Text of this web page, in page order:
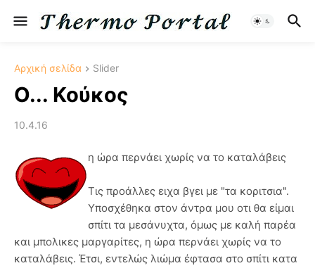
Αρχική σελίδα Slider
O... Κούκος
10.4.16
η ώρα περνάει χωρίς να το καταλάβεις
Τις προάλλες ειχα βγει με "τα κοριτσια".
Υποσχέθηκα στον άντρα μου οτι θα είμαι
σπίτι τα μεσάνυχτα, όμως με καλή παρέα
και μπολικες μαργαρίτες, η ώρα περνάει χωρίς να το
καταλάβεις. Έτσι, εντελώς λιώμα έφτασα στο σπίτι κατα